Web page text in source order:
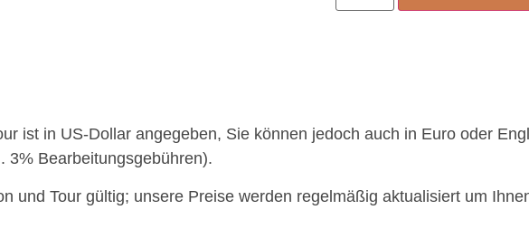
ist in US-Dollar angegeben, Sie können jedoch auch in Euro oder
3% Bearbeitungsgebühren).
und Tour gültig; unsere Preise werden regelmäßig aktualisiert um